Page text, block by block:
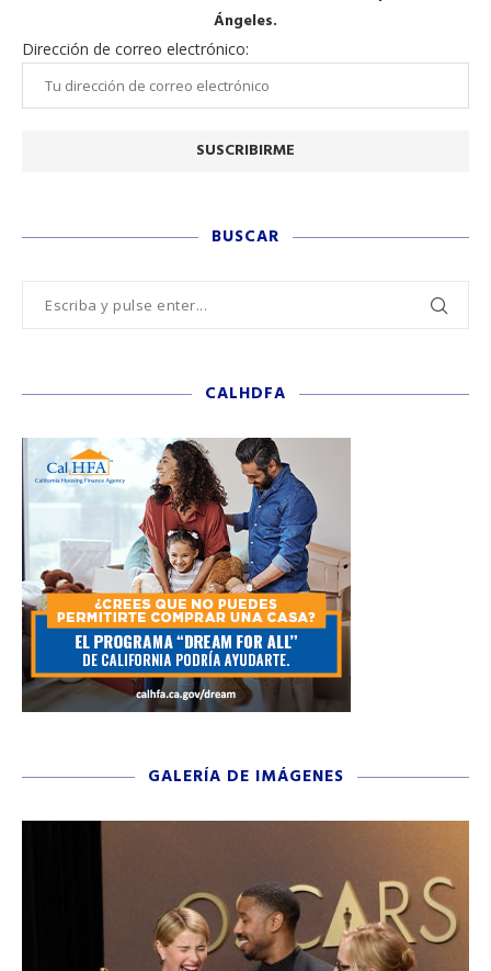
Ángeles.
Dirección de correo electrónico:
BUSCAR
CALHDFA
GALERÍA DE IMÁGENES